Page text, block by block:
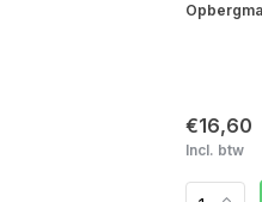
€16,60
Incl. btw